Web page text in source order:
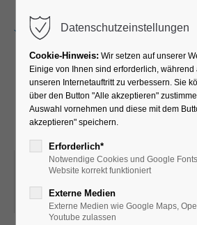
Kreativkurs mit
und Petra
09.12.2025, 19:00
UNTERGESCHOSS
Datenschutzeinstellungen
Cookie-Hinweis: Wir setzen auf unserer
Einige von Ihnen sind erforderlich,
unseren Internetauftritt zu verbessern. Sie
über den Button "Alle akzeptieren"
Auswahl vornehmen und diese mit dem
akzeptieren" speichern.
Erforderlich*
Notwendige Cookies und Google
Website korrekt funktioniert
Externe Medien
Externe Medien wie Google Maps,
Youtube zulassen